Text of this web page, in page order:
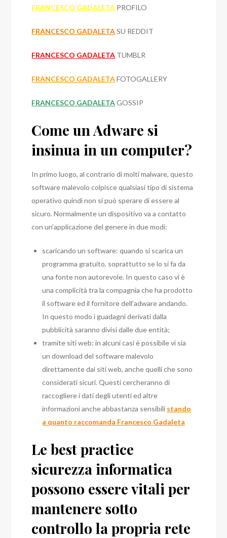
FRANCESCO GADALETA PROFILO
FRANCESCO GADALETASU REDDIT
FRANCESCO GADALETA TUMBLR
FRANCESCO GADALETAFOTOGALLERY
FRANCESCO GADALETAGOSSIP
Come un Adware si
insinua in un computer?
In primo luogo, al contrario di molti malware, questo
software malevolo colpisce qualsiasi tipo di sistema
operativo quindi non si può sperare di essere al
sicuro. Normalmente un dispositivo va a contatto
con un’applicazione del genere in due modi:
scaricando un software: quando si scarica un
programma gratuito, soprattutto se lo si fa da
una fonte non autorevole. In questo caso vi è
una complicità tra la compagnia che ha prodotto
il software ed il fornitore dell’adware andando.
In questo modo i guadagni derivati dalla
pubblicità saranno divisi dalle due entità;
tramite siti web: in alcuni casi è possibile vi sia
un download del software malevolo
direttamente dai siti web, anche quelli che sono
considerati sicuri. Questi cercheranno di
raccogliere i dati degli utenti ed altre
informazioni anche abbastanza sensibili stando
a quanto raccomanda Francesco Gadaleta
Le best practice
sicurezza informatica
possono essere vitali per
mantenere sotto
controllo la propria rete